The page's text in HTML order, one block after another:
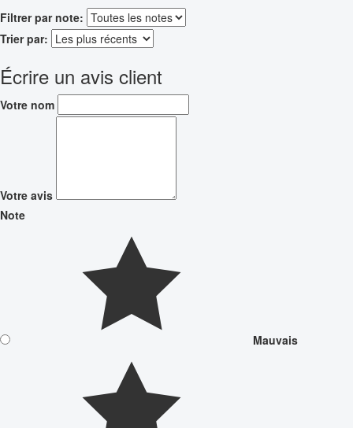
Filtrer par note:
Trier par:
Écrire un avis client
Votre nom
Votre avis
Note
Mauvais